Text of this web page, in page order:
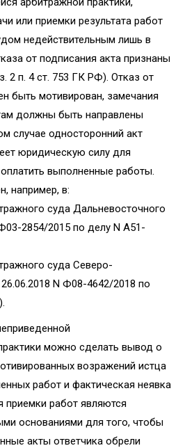
или приемки результата работ
недействительным лишь в
от подписания акта признаны
2 п. 4 ст. 753 ГК РФ). Отказ от
быть мотивирован, замечания
должны быть направлены
случае односторонний акт
юридическую силу для
выполненные работы.
например, в:
суда Дальневосточного
2854/2015 по делу N А51-
суда Северо-
N Ф08-4642/2018 по
можно сделать вывод о
возражений истца
работ и фактическая неявка
приемки работ являются
основаниями для того, чтобы
акты ответчика обрели